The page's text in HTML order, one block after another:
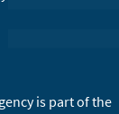
is part of the